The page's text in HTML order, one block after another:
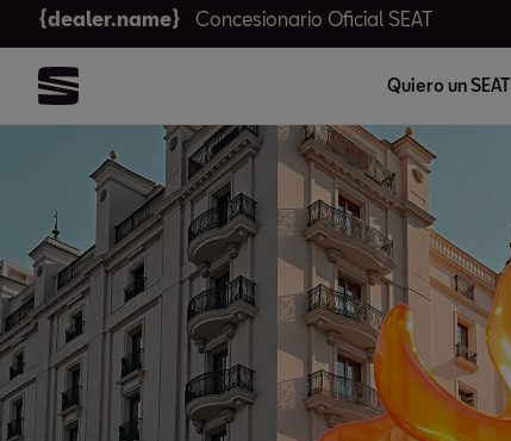
{dealer.name} Concesionario Oficial SEAT
Quiero un SEAT